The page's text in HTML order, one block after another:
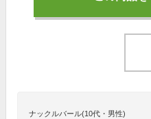
ナックルバール(10代・男性)